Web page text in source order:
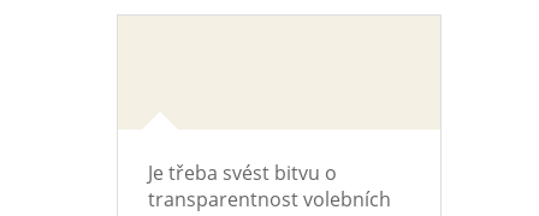
konkurovat Číně. Zásadně se ale
Je třeba svést bitvu o
transparentnost volebních